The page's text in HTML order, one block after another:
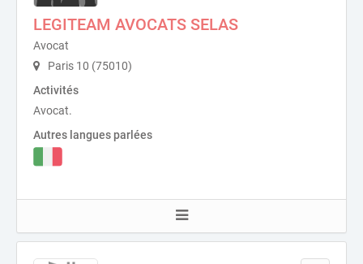
LEGITEAM AVOCATS SELAS
Avocat
Paris 10 (75010)
Activités
Avocat.
Autres langues parlées